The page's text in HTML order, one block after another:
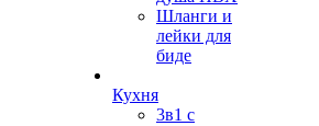
Шланги и
лейки для
биде
Кухня
3в1 с